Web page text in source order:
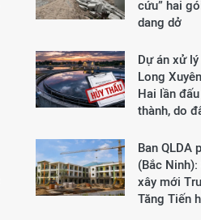
cứu” hai
dang dở
Dự án xử
Long
Hai lần
thành, do
Ban QLDA
(Bắc
xây mới
Tăng Tiến